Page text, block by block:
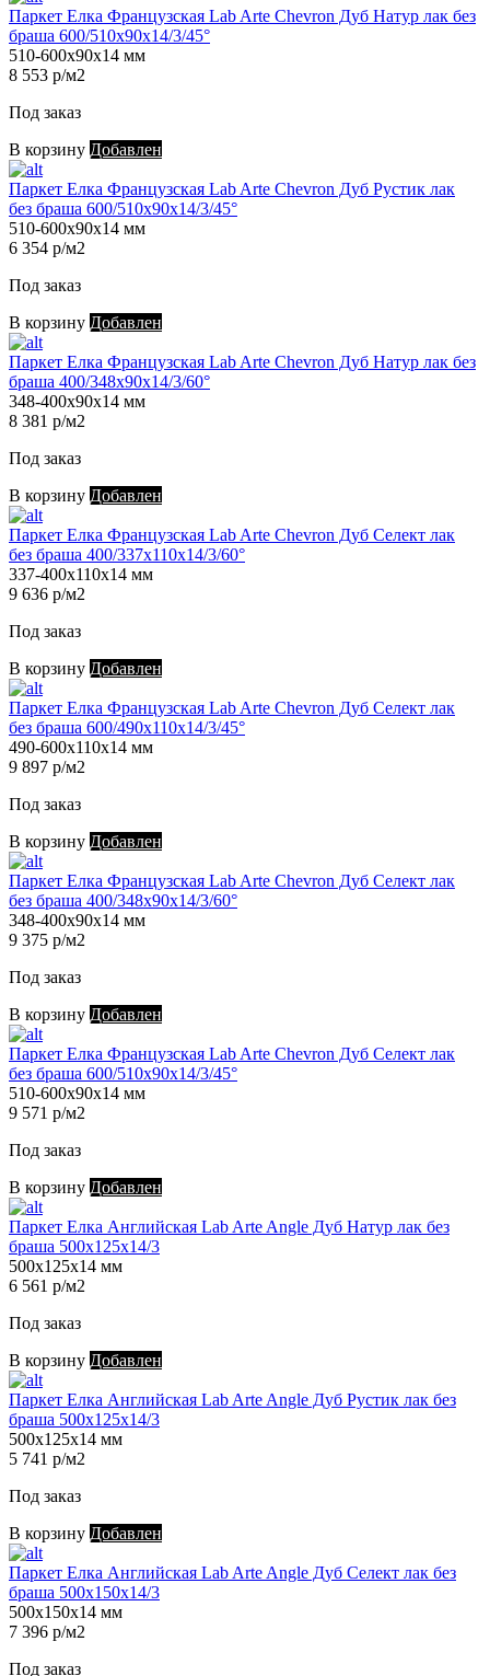
Паркет Елка Французская Lab Arte Chevron Дуб Натур лак без
браша 600/510х90х14/3/45°
510-600х90х14 мм
8 553 р/м2
Под заказ
В корзину Добавлен
Паркет Елка Французская Lab Arte Chevron Дуб Рустик лак
без браша 600/510х90х14/3/45°
510-600х90х14 мм
6 354 р/м2
Под заказ
В корзину Добавлен
Паркет Елка Французская Lab Arte Chevron Дуб Натур лак без
браша 400/348х90х14/3/60°
348-400х90х14 мм
8 381 р/м2
Под заказ
В корзину Добавлен
Паркет Елка Французская Lab Arte Chevron Дуб Селект лак
без браша 400/337х110х14/3/60°
337-400х110х14 мм
9 636 р/м2
Под заказ
В корзину Добавлен
Паркет Елка Французская Lab Arte Chevron Дуб Селект лак
без браша 600/490х110х14/3/45°
490-600х110х14 мм
9 897 р/м2
Под заказ
В корзину Добавлен
Паркет Елка Французская Lab Arte Chevron Дуб Селект лак
без браша 400/348х90х14/3/60°
348-400х90х14 мм
9 375 р/м2
Под заказ
В корзину Добавлен
Паркет Елка Французская Lab Arte Chevron Дуб Селект лак
без браша 600/510х90х14/3/45°
510-600х90х14 мм
9 571 р/м2
Под заказ
В корзину Добавлен
Паркет Елка Английская Lab Arte Angle Дуб Натур лак без
браша 500х125х14/3
500х125х14 мм
6 561 р/м2
Под заказ
В корзину Добавлен
Паркет Елка Английская Lab Arte Angle Дуб Рустик лак без
браша 500х125х14/3
500х125х14 мм
5 741 р/м2
Под заказ
В корзину Добавлен
Паркет Елка Английская Lab Arte Angle Дуб Селект лак без
браша 500х150х14/3
500х150х14 мм
7 396 р/м2
Под заказ